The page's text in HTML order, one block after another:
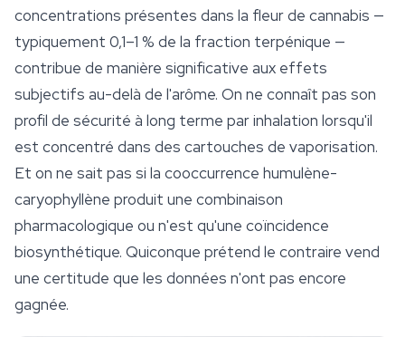
concentrations présentes dans la fleur de cannabis —
typiquement 0,1–1 % de la fraction terpénique —
contribue de manière significative aux effets
subjectifs au-delà de l'arôme. On ne connaît pas son
profil de sécurité à long terme par inhalation lorsqu'il
est concentré dans des cartouches de vaporisation.
Et on ne sait pas si la cooccurrence humulène-
caryophyllène produit une combinaison
pharmacologique ou n'est qu'une coïncidence
biosynthétique. Quiconque prétend le contraire vend
une certitude que les données n'ont pas encore
gagnée.